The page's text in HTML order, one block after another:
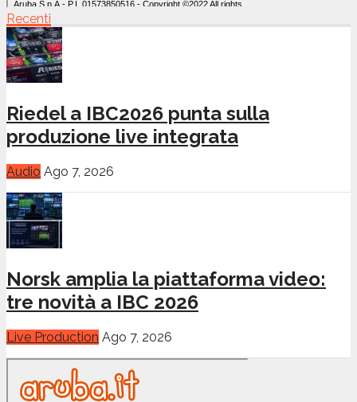
Recenti
Riedel a IBC2026 punta sulla
produzione live integrata
Audio Ago 7, 2026
Norsk amplia la piattaforma video:
tre novità a IBC 2026
Live Production Ago 7, 2026